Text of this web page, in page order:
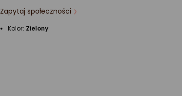
Zapytaj społeczności
Kolor: Zielony